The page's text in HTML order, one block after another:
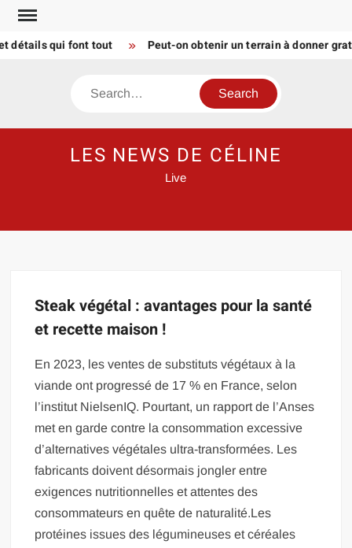
Skip
content
détails qui font tout Peut-on obtenir un terrain à donner
Search
LES NEWS DE CÉLINE
Live
Steak végétal : avantages pour la santé
et recette maison !
En 2023, les ventes de substituts végétaux à la
viande ont progressé de 17 % en France, selon
l’institut NielsenIQ. Pourtant, un rapport de l’Anses
met en garde contre la consommation excessive
d’alternatives végétales ultra-transformées. Les
fabricants doivent désormais jongler entre
exigences nutritionnelles et attentes des
consommateurs en quête de naturalité.Les
protéines issues des légumineuses et céréales